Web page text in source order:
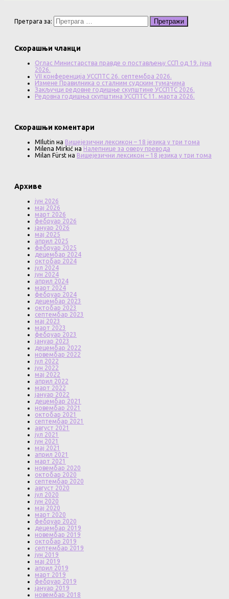
Претрага за:
Скорашњи чланци
Оглас Министарства правде о постављењу ССП од 19. јуна
2026.
VII конференција УССПТС 26. септембра 2026.
Измене Правилника о сталним судским тумачима
Закључци редовне годишње скупштине УССПТС 2026.
Редовна годишња скупштина УССПТС 11. марта 2026.
Скорашњи коментари
MIlutin на Вишејезични лексикон – 18 језика у три тома
Milena Mirkić на Налепнице за оверу превода
Milan Fürst на Вишејезични лексикон – 18 језика у три тома
Архиве
јун 2026
мај 2026
март 2026
фебруар 2026
јануар 2026
мај 2025
април 2025
фебруар 2025
децембар 2024
октобар 2024
јул 2024
јун 2024
април 2024
март 2024
фебруар 2024
децембар 2023
октобар 2023
септембар 2023
мај 2023
март 2023
фебруар 2023
јануар 2023
децембар 2022
новембар 2022
јул 2022
јун 2022
мај 2022
април 2022
март 2022
јануар 2022
децембар 2021
новембар 2021
октобар 2021
септембар 2021
август 2021
јул 2021
јун 2021
мај 2021
април 2021
март 2021
новембар 2020
октобар 2020
септембар 2020
август 2020
јул 2020
јун 2020
мај 2020
март 2020
фебруар 2020
децембар 2019
новембар 2019
октобар 2019
септембар 2019
јун 2019
мај 2019
април 2019
март 2019
фебруар 2019
јануар 2019
новембар 2018